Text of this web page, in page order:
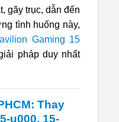
gãy trục, dẫn đến
tình huống này,
Gaming 15
pháp duy nhất
Thay
u000, 15-